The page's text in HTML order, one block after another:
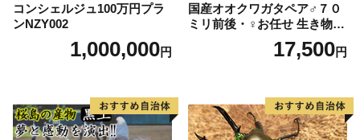
コンシェルジュ100万円プラ
ンNZY002
1,000,000円
国産オオクワガタペア♂７０
ミリ前後・♀お任せ 生き物生
17,500円